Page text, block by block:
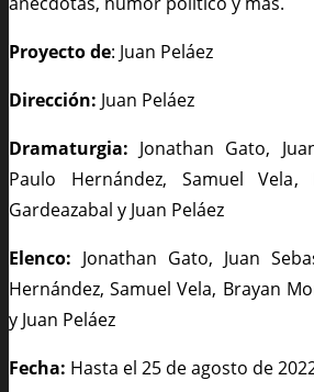
Proyecto de: Juan Peláez
Dirección: Juan Peláez
Dramaturgia: Jonathan Gato,
Paulo Hernández, Samuel
Gardeazabal y Juan Peláez
Elenco: Jonathan Gato, Juan
Hernández, Samuel Vela, Brayan
y Juan Peláez
Fecha: Hasta el 25 de agosto de